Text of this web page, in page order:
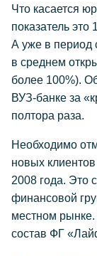
Что касается
показатель
А уже в период
в среднем
более 100%).
ВУЗ-банке за
полтора раза.
Необходимо
новых
2008 года. Это
финансовой
местном
состав ФГ